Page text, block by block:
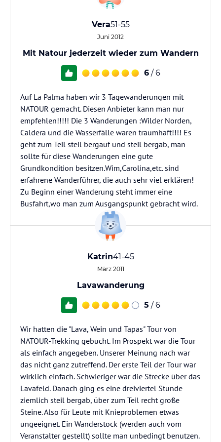
Vera51-55
Juni 2012
Mit Natour jederzeit wieder zum Wandern
6 / 6
Auf La Palma haben wir 3 Tagewanderungen mit
NATOUR gemacht. Diesen Anbieter kann man nur
empfehlen!!!!! Die 3 Wanderungen :Wilder Norden,
Caldera und die Wasserfälle waren traumhaft!!!! Es
geht zum Teil steil bergauf und steil bergab, man
sollte für diese Wanderungen eine gute
Grundkondition besitzen.Wim,Carolina,etc. sind
erfahrene Wanderführer, die auch sehr viel erklären!
Zu Beginn einer Wanderung steht immer eine
Busfahrt,wo man zum Ausgangspunkt gebracht wird.
Katrin41-45
März 2011
Lavawanderung
5 / 6
Wir hatten die "Lava, Wein und Tapas" Tour von
NATOUR-Trekking gebucht. Im Prospekt war die Tour
als einfach angegeben. Unserer Meinung nach war
das nicht ganz zutreffend. Der erste Teil der Tour war
wirklich einfach. Schwieriger war die Strecke über das
Lavafeld. Danach ging es eine dreiviertel Stunde
ziemlich steil bergab, über zum Teil recht große
Steine. Also für Leute mit Knieproblemen etwas
ungeeignet. Ein Wanderstock (werden auch vom
Veranstalter gestellt) sollte man unbedingt benutzen.